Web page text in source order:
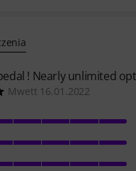
! Nearly unlimited
Mwett 16.01.2022